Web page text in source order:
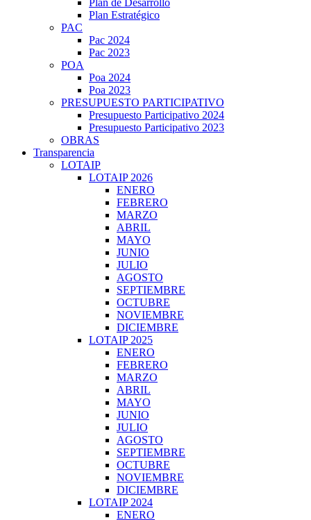
Plan de Desarrollo
Plan Estratégico
PAC
Pac 2024
Pac 2023
POA
Poa 2024
Poa 2023
PRESUPUESTO PARTICIPATIVO
Presupuesto Participativo 2024
Presupuesto Participativo 2023
OBRAS
Transparencia
LOTAIP
LOTAIP 2026
ENERO
FEBRERO
MARZO
ABRIL
MAYO
JUNIO
JULIO
AGOSTO
SEPTIEMBRE
OCTUBRE
NOVIEMBRE
DICIEMBRE
LOTAIP 2025
ENERO
FEBRERO
MARZO
ABRIL
MAYO
JUNIO
JULIO
AGOSTO
SEPTIEMBRE
OCTUBRE
NOVIEMBRE
DICIEMBRE
LOTAIP 2024
ENERO